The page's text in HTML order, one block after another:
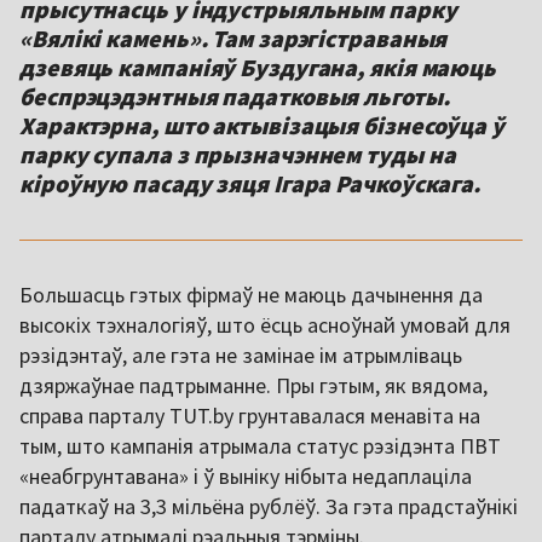
прысутнасць у індустрыяльным парку
«Вялікі камень». Там зарэгістраваныя
дзевяць кампаніяў Буздугана, якія маюць
беспрэцэдэнтныя падатковыя льготы.
Характэрна, што актывізацыя бізнесоўца ў
парку супала з прызначэннем туды на
кіроўную пасаду зяця Ігара Рачкоўскага.
Большасць гэтых фірмаў не маюць дачынення да
высокіх тэхналогіяў, што ёсць асноўнай умовай для
рэзідэнтаў, але гэта не замінае ім атрымліваць
дзяржаўнае падтрыманне. Пры гэтым, як вядома,
справа парталу TUT.by грунтавалася менавіта на
тым, што кампанія атрымала статус рэзідэнта ПВТ
«неабгрунтавана» і ў выніку нібыта недаплаціла
падаткаў на 3,3 мільёна рублёў. За гэта прадстаўнікі